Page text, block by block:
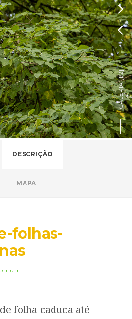
UTILIZA COOKIES PARA MELHORAR
E PARA FINS ESTATÍSTICOS.A
WEBSITE E SERVIÇOS
DE COOKIES.POLÍTICA

ENTRAR
UTILIZAÇÃO
OBSERVAÇÃO
BioRegisto


GALERIA [
1/2
]
DESCRIÇÃO
MAPA
folhas-
folha caduca até